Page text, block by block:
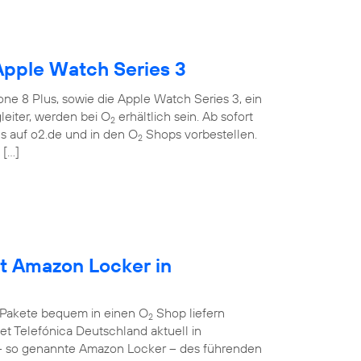
Watch Series 3
8 Plus, sowie die Apple Watch Series 3, ein
werden bei O2 erhältlich sein. Ab sofort
auf o2.de und in den O2 Shops vorbestellen.
[…]
Amazon Locker in
bequem in einen O2 Shop liefern
Telefónica Deutschland aktuell in
genannte Amazon Locker – des führenden